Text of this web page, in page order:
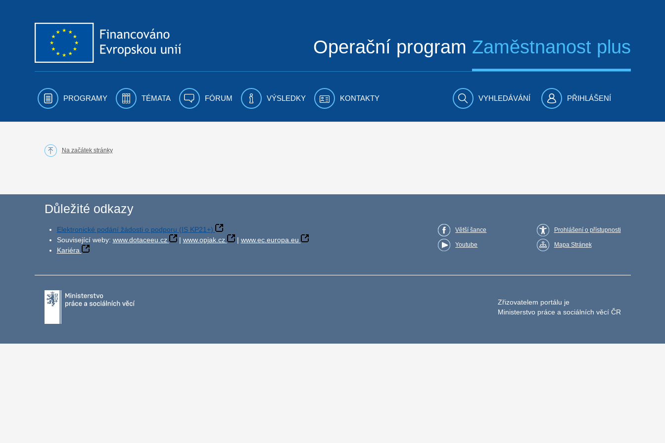
Operační program Zaměstnanost plus
PROGRAMY TÉMATA FÓRUM VÝSLEDKY KONTAKTY VYHLEDÁVÁNÍ PŘIHLÁŠENÍ
Na začátek stránky
Důležité odkazy
Elektronické podání žádosti o podporu (IS KP21+)
Související weby: www.dotaceeu.cz | www.opjak.cz | www.ec.europa.eu
Kariéra
Větší šance
Youtube
Prohlášení o přístupnosti
Mapa Stránek
Zřizovatelem portálu je
Ministerstvo práce a sociálních věcí ČR